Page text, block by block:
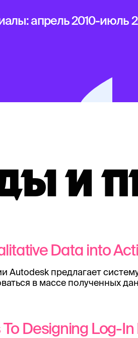
апрель 2010-июль
И
Data into
Autodesk предлагает
в массе полученных
Designing Log-In